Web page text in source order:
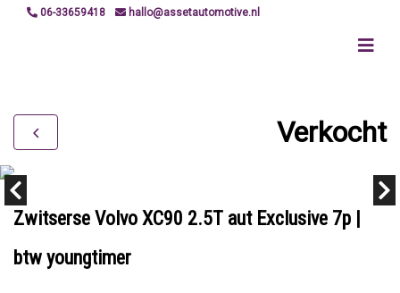
06-33659418 hallo@assetautomotive.nl
Verkocht
Zwitserse Volvo XC90 2.5T aut Exclusive 7p |
btw youngtimer